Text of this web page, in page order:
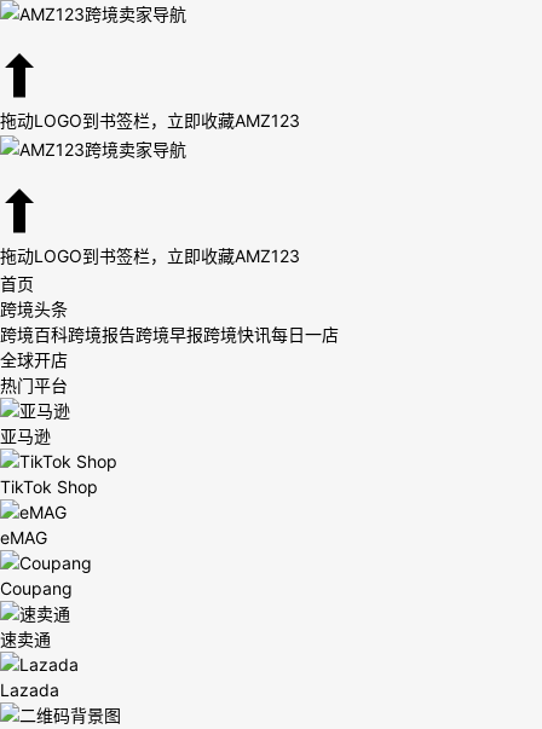
拖动LOGO到书签栏，立即收藏AMZ123
拖动LOGO到书签栏，立即收藏AMZ123
首页
跨境头条
跨境百科跨境报告跨境早报跨境快讯每日一店
全球开店
热门平台
亚马逊
TikTok Shop
eMAG
Coupang
速卖通
Lazada